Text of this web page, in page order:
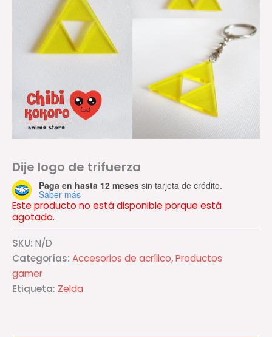
Dije logo de trifuerza
Paga en hasta 12 meses sin tarjeta de crédito.
Saber más
Este producto no está disponible porque está
agotado.
SKU: N/D
Categorías: Accesorios de acrílico,Productos
gamer
Etiqueta: Zelda